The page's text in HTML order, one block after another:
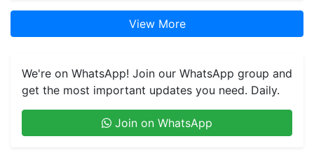
View More
We're on WhatsApp! Join our WhatsApp group and
get the most important updates you need. Daily.
Join on WhatsApp